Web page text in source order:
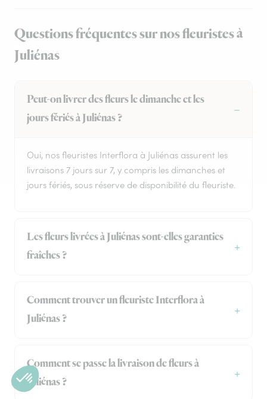
Questions fréquentes sur nos fleuristes à
Juliénas
Peut-on livrer des fleurs le dimanche et les
jours fériés à Juliénas ?
Oui, nos fleuristes Interflora à Juliénas assurent les
livraisons 7 jours sur 7, y compris les dimanches et
jours fériés, sous réserve de disponibilité du fleuriste.
Les fleurs livrées à Juliénas sont-elles garanties
fraîches ?
Comment trouver un fleuriste Interflora à
Juliénas ?
Comment se passe la livraison de fleurs à
Juliénas ?